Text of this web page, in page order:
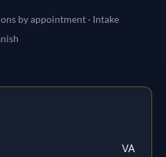
by appointment · Intake
VA